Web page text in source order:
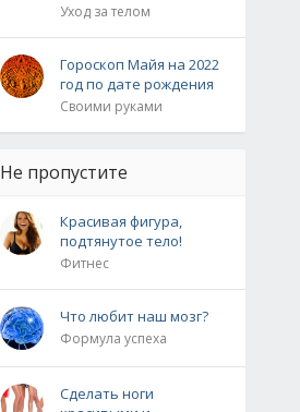
Уход за телом
Гороскоп Майя на 2022
год по дате рождения
Своими руками
Не пропустите
Красивая фигура,
подтянутое тело!
Фитнес
Что любит наш мозг?
Формула успеха
Сделать ноги